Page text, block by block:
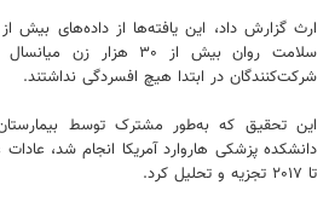
ارث گزارش داد، این یافته‌ها از داده‌های
سلامت روان بیش از ۳۰
شرکت‌کنندگان در ابتدا هیچ افسردگی نداشتند.
این تحقیق که به‌طور مشترک توسط
تا ۲۰۱۷ تجزیه و تحلیل کرد.